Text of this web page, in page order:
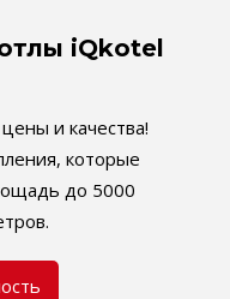
iQkotel
и качества!
которые
до 5000